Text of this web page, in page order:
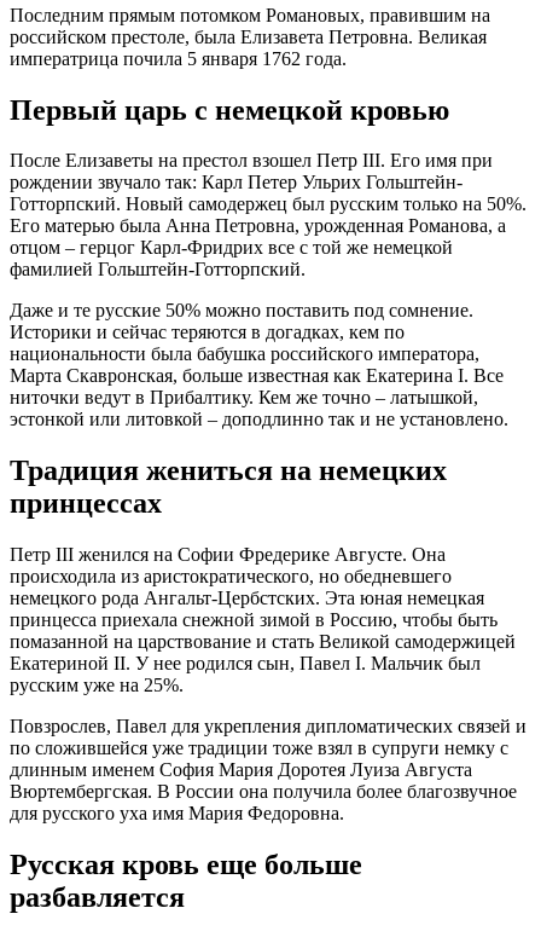
Последним прямым потомком Романовых, правившим на
российском престоле, была Елизавета Петровна. Великая
императрица почила 5 января 1762 года.
Первый царь с немецкой кровью
После Елизаветы на престол взошел Петр III. Его имя при
рождении звучало так: Карл Петер Ульрих Гольштейн-
Готторпский. Новый самодержец был русским только на 50%.
Его матерью была Анна Петровна, урожденная Романова, а
отцом – герцог Карл-Фридрих все с той же немецкой
фамилией Гольштейн-Готторпский.
Даже и те русские 50% можно поставить под сомнение.
Историки и сейчас теряются в догадках, кем по
национальности была бабушка российского императора,
Марта Скавронская, больше известная как Екатерина I. Все
ниточки ведут в Прибалтику. Кем же точно – латышкой,
эстонкой или литовкой – доподлинно так и не установлено.
Традиция жениться на немецких
принцессах
Петр III женился на Софии Фредерике Августе. Она
происходила из аристократического, но обедневшего
немецкого рода Ангальт-Цербстских. Эта юная немецкая
принцесса приехала снежной зимой в Россию, чтобы быть
помазанной на царствование и стать Великой самодержицей
Екатериной II. У нее родился сын, Павел I. Мальчик был
русским уже на 25%.
Повзрослев, Павел для укрепления дипломатических связей и
по сложившейся уже традиции тоже взял в супруги немку с
длинным именем София Мария Доротея Луиза Августа
Вюртембергская. В России она получила более благозвучное
для русского уха имя Мария Федоровна.
Русская кровь еще больше
разбавляется